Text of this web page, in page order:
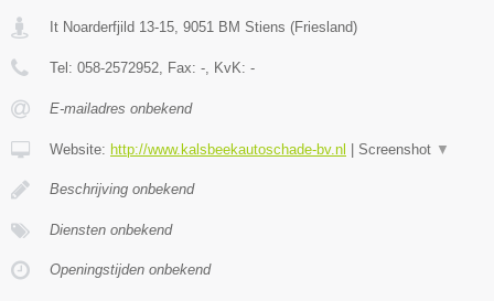
It Noarderfjild 13-15, 9051 BM Stiens (Friesland)
Tel: 058-2572952, Fax: -, KvK: -
E-mailadres onbekend
Website: http://www.kalsbeekautoschade-bv.nl Screenshot ▼
Beschrijving onbekend
Diensten onbekend
Openingstijden onbekend